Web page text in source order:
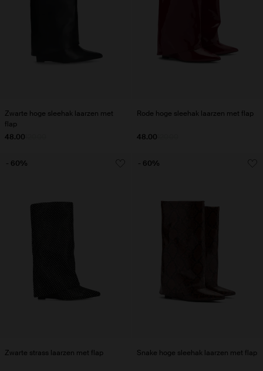
Zwarte hoge sleehak laarzen met
flap
48.00
Rode hoge sleehak laarzen met flap
48.00
Zwarte strass laarzen met flap
- 60%
Snake hoge sleehak laarzen met flap
- 60%